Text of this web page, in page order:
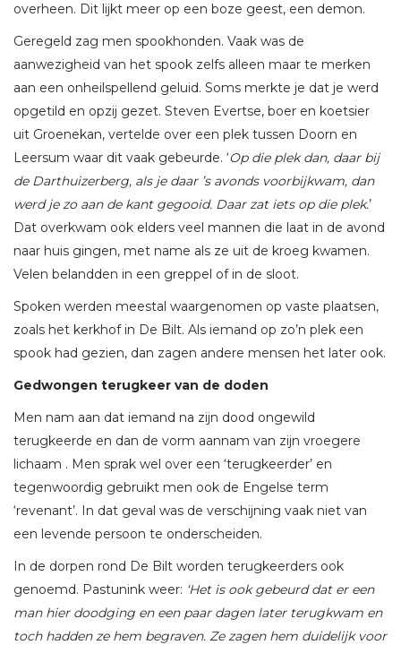
overheen. Dit lijkt meer op een boze geest, een demon.
Geregeld zag men spookhonden. Vaak was de
aanwezigheid van het spook zelfs alleen maar te merken
aan een onheilspellend geluid. Soms merkte je dat je werd
opgetild en opzij gezet. Steven Evertse, boer en koetsier
uit Groenekan, vertelde over een plek tussen Doorn en
Leersum waar dit vaak gebeurde. ‘Op die plek dan, daar bij
de Darthuizerberg, als je daar ’s avonds voorbijkwam, dan
werd je zo aan de kant gegooid. Daar zat iets op die plek.’
Dat overkwam ook elders veel mannen die laat in de avond
naar huis gingen, met name als ze uit de kroeg kwamen.
Velen belandden in een greppel of in de sloot.
Spoken werden meestal waargenomen op vaste plaatsen,
zoals het kerkhof in De Bilt. Als iemand op zo’n plek een
spook had gezien, dan zagen andere mensen het later ook.
Gedwongen terugkeer van de doden
Men nam aan dat iemand na zijn dood ongewild
terugkeerde en dan de vorm aannam van zijn vroegere
lichaam . Men sprak wel over een ‘terugkeerder’ en
tegenwoordig gebruikt men ook de Engelse term
‘revenant’. In dat geval was de verschijning vaak niet van
een levende persoon te onderscheiden.
In de dorpen rond De Bilt worden terugkeerders ook
genoemd. Pastunink weer: ‘Het is ook gebeurd dat er een
man hier doodging en een paar dagen later terugkwam en
toch hadden ze hem begraven. Ze zagen hem duidelijk voor